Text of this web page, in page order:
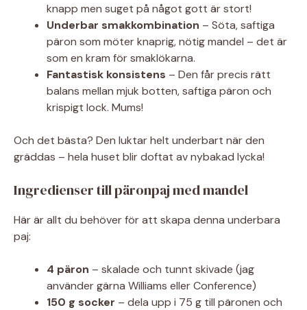
knapp men suget på något gott är stort!
Underbar smakkombination – Söta, saftiga
päron som möter knaprig, nötig mandel – det är
som en kram för smaklökarna.
Fantastisk konsistens – Den får precis rätt
balans mellan mjuk botten, saftiga päron och
krispigt lock. Mums!
Och det bästa? Den luktar helt underbart när den
gräddas – hela huset blir doftat av nybakad lycka!
Ingredienser till päronpaj med mandel
Här är allt du behöver för att skapa denna underbara
paj:
4 päron – skalade och tunnt skivade (jag
använder gärna Williams eller Conference)
150 g socker – dela upp i 75 g till päronen och